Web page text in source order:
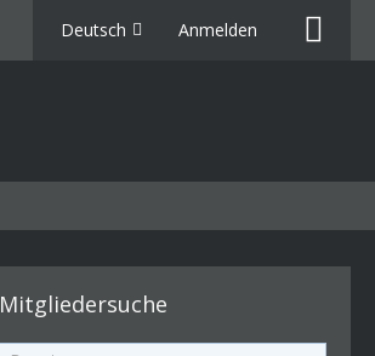
Deutsch Anmelden
Mitgliedersuche